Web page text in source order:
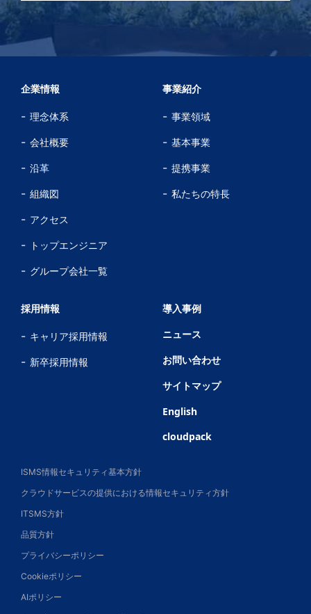
企業情報
理念体系
会社概要
沿革
組織図
アクセス
トップエンジニア
グループ会社一覧
事業紹介
事業領域
基本事業
提携事業
私たちの特長
採用情報
キャリア採用情報
新卒採用情報
導入事例
ニュース
お問い合わせ
サイトマップ
English
cloudpack
ISMS情報セキュリティ基本方針
クラウドサービスの提供における情報セキュリティ方針
ITSMS方針
品質方針
プライバシーポリシー
Cookieポリシー
AIポリシー